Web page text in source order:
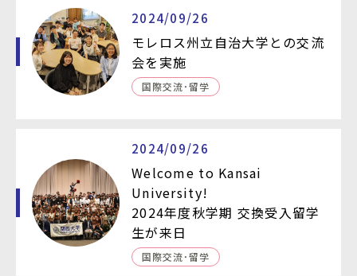
2024/09/26
モレロス州立自治大学との交流
会を実施
国際交流・留学
2024/09/26
Welcome to Kansai
University!
2024年度秋学期 交換受入留学
生が来日
国際交流・留学